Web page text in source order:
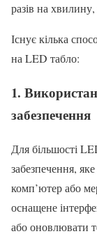
разів на
Існує кілька
на LED табло:
1.
забезпечення
Для більшості
забезпечення,
комп’ютер або
оснащене
або оновлювати